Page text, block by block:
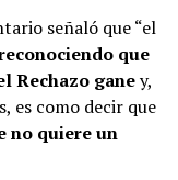
señaló que “el
que
Rechazo ganey,
es como decir que
no quiere un